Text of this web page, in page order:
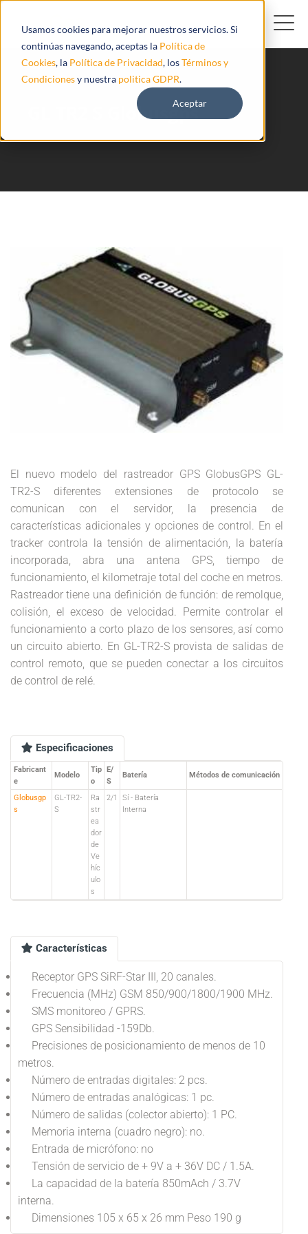
Usamos cookies para mejorar nuestros servicios. Si
continúas navegando, aceptas la Política de
Cookies, la Política de Privacidad, losTérminos y
Condicionesy nuestra politica GDPR.
Aceptar
GL TR2 S Globusgps
El nuevo modelo del rastreador GPS GlobusGPS GL-
TR2-S diferentes extensiones de protocolo se
comunican con el servidor, la presencia de
características adicionales y opciones de control. En el
tracker controla la tensión de alimentación, la batería
incorporada, abra una antena GPS, tiempo de
funcionamiento, el kilometraje total del coche en metros.
Rastreador tiene una definición de función: de remolque,
colisión, el exceso de velocidad. Permite controlar el
funcionamiento a corto plazo de los sensores, así como
un circuito abierto. En GL-TR2-S provista de salidas de
control remoto, que se pueden conectar a los circuitos
de control de relé.
Especificaciones
Fabricant
e
Modelo
Tip
o
E/
S
Batería Métodos de comunicación
Globusgp
s
GL-TR2-
S
Ra
str
ea
dor
de
Ve
híc
ulo
s
2/1
Sí - Batería
Interna
Características
Receptor GPS SiRF-Star III, 20 canales.
Frecuencia (MHz) GSM 850/900/1800/1900 MHz.
SMS monitoreo / GPRS.
GPS Sensibilidad -159Db.
Precisiones de posicionamiento de menos de 10
metros.
Número de entradas digitales: 2 pcs.
Número de entradas analógicas: 1 pc.
Número de salidas (colector abierto): 1 PC.
Memoria interna (cuadro negro): no.
Entrada de micrófono: no
Tensión de servicio de + 9V a + 36V DC / 1.5A.
La capacidad de la batería 850mAch / 3.7V
interna.
Dimensiones 105 x 65 x 26 mm Peso 190 g